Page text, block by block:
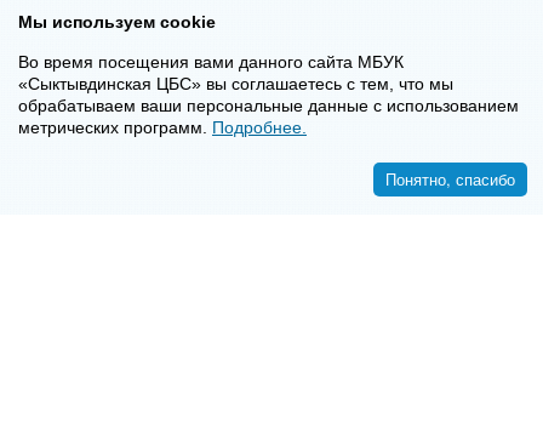
Мы используем cookie
Во время посещения вами данного сайта МБУК
«Сыктывдинская ЦБС» вы соглашаетесь с тем, что мы
обрабатываем ваши персональные данные с использованием
метрических программ. Подробнее.
Понятно, спасибо